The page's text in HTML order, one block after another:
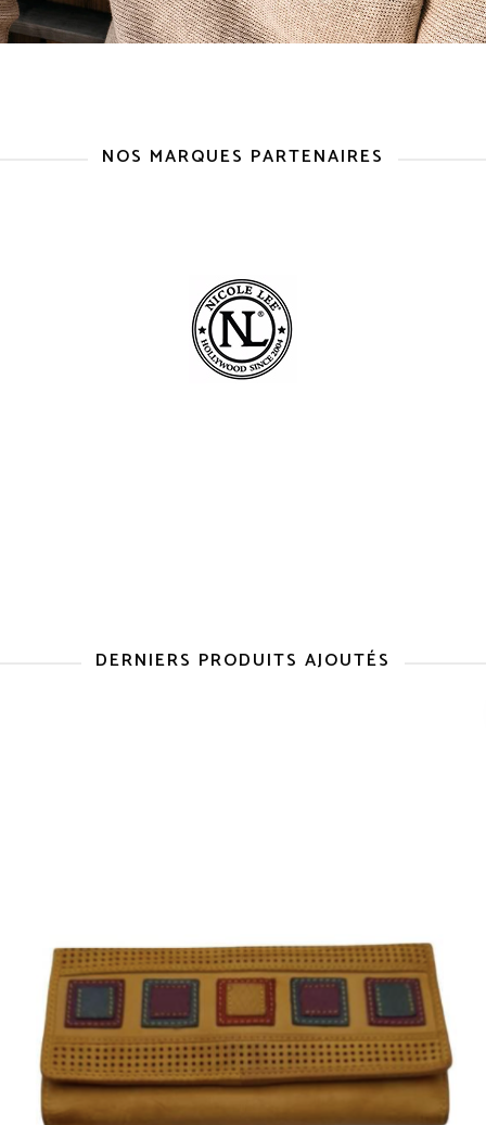
NOS MARQUES PARTENAIRES
DERNIERS PRODUITS AJOUTÉS